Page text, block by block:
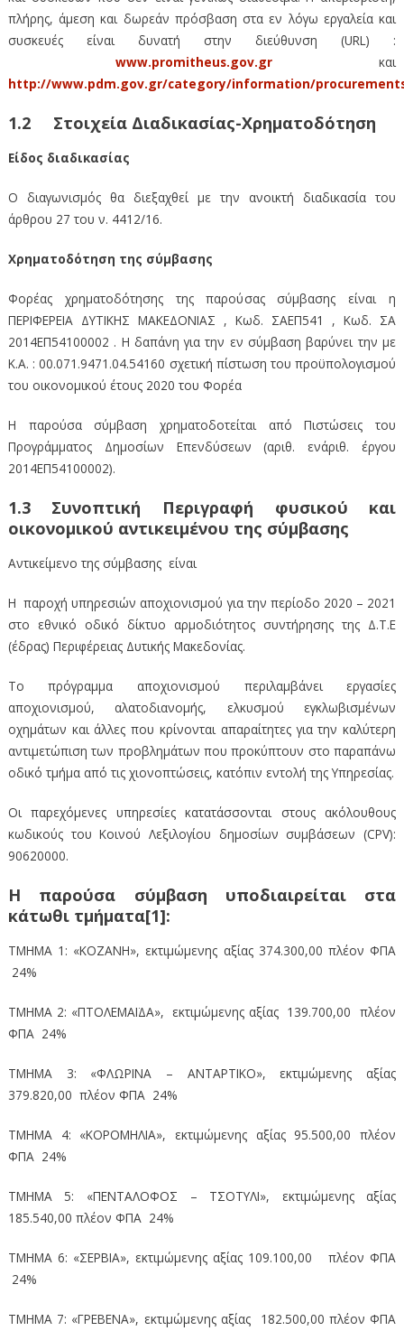
πλήρης, άμεση και δωρεάν πρόσβαση στα εν λόγω εργαλεία και
συσκευές είναι δυνατή στην διεύθυνση (URL) :
www.promitheus.gov.grκαι
http://www.pdm.gov.gr/category/information/
1.2 Στοιχεία Διαδικασίας-Χρηματοδότηση
Είδος διαδικασίας
Ο διαγωνισμός θα διεξαχθεί με την ανοικτή διαδικασία του
άρθρου 27 του ν. 4412/16.
Χρηματοδότηση της σύμβασης
Φορέας χρηματοδότησης της παρούσας σύμβασης είναι η
ΠΕΡΙΦΕΡΕΙΑ ΔΥΤΙΚΗΣ ΜΑΚΕΔΟΝΙΑΣ , Κωδ. ΣΑΕΠ541 , Κωδ. ΣΑ
2014ΕΠ54100002 . Η δαπάνη για την εν σύμβαση βαρύνει την με
Κ.Α. : 00.071.9471.04.54160 σχετική πίστωση του προϋπολογισμού
του οικονομικού έτους 2020 του Φορέα
Η παρούσα σύμβαση χρηματοδοτείται από Πιστώσεις του
Προγράμματος Δημοσίων Επενδύσεων (αριθ. ενάριθ. έργου
2014ΕΠ54100002).
1.3 Συνοπτική Περιγραφή φυσικού και
οικονομικού αντικειμένου της σύμβασης
Αντικείμενο της σύμβασης είναι
Η παροχή υπηρεσιών αποχιονισμού για την περίοδο 2020 – 2021
στο εθνικό οδικό δίκτυο αρμοδιότητος συντήρησης της Δ.Τ.Ε
(έδρας) Περιφέρειας Δυτικής Μακεδονίας.
Το πρόγραμμα αποχιονισμού περιλαμβάνει εργασίες
αποχιονισμού, αλατοδιανομής, ελκυσμού εγκλωβισμένων
οχημάτων και άλλες που κρίνονται απαραίτητες για την καλύτερη
αντιμετώπιση των προβλημάτων που προκύπτουν στο παραπάνω
οδικό τμήμα από τις χιονοπτώσεις, κατόπιν εντολή της Υπηρεσίας.
Οι παρεχόμενες υπηρεσίες κατατάσσονται στους ακόλουθους
κωδικούς του Κοινού Λεξιλογίου δημοσίων συμβάσεων (CPV):
90620000.
Η παρούσα σύμβαση υποδιαιρείται στα
κάτωθι τμήματα[1]:
ΤΜΗΜΑ 1: «ΚΟΖΑΝΗ», εκτιμώμενης αξίας 374.300,00 πλέον ΦΠΑ
24%
ΤΜΗΜΑ 2: «ΠΤΟΛΕΜΑΪΔΑ», εκτιμώμενης αξίας 139.700,00 πλέον
ΦΠΑ 24%
ΤΜΗΜΑ 3: «ΦΛΩΡΙΝΑ – ΑΝΤΑΡΤΙΚΟ», εκτιμώμενης αξίας
379.820,00 πλέον ΦΠΑ 24%
ΤΜΗΜΑ 4: «ΚΟΡΟΜΗΛΙΑ», εκτιμώμενης αξίας 95.500,00 πλέον
ΦΠΑ 24%
TΜΗΜΑ 5: «ΠΕΝΤΑΛΟΦΟΣ – ΤΣΟΤΥΛΙ», εκτιμώμενης αξίας
185.540,00 πλέον ΦΠΑ 24%
ΤΜΗΜΑ 6: «ΣΕΡΒΙΑ», εκτιμώμενης αξίας 109.100,00 πλέον ΦΠΑ
24%
ΤΜΗΜΑ 7: «ΓΡΕΒΕΝΑ», εκτιμώμενης αξίας 182.500,00 πλέον ΦΠΑ